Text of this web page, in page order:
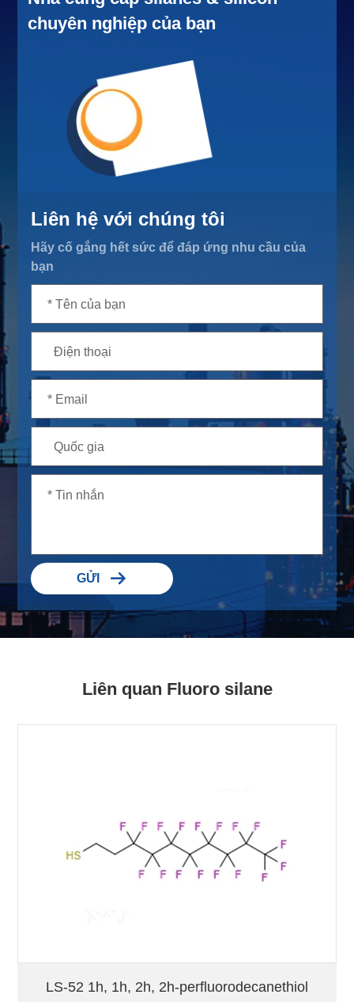
chuyên nghiệp của bạn
Liên hệ với chúng tôi
Hãy cố gắng hết sức để đáp ứng nhu cầu của
bạn
GỬI 
Liên quan Fluoro silane
LS-52 1h, 1h, 2h, 2h-perfluorodecanethiol